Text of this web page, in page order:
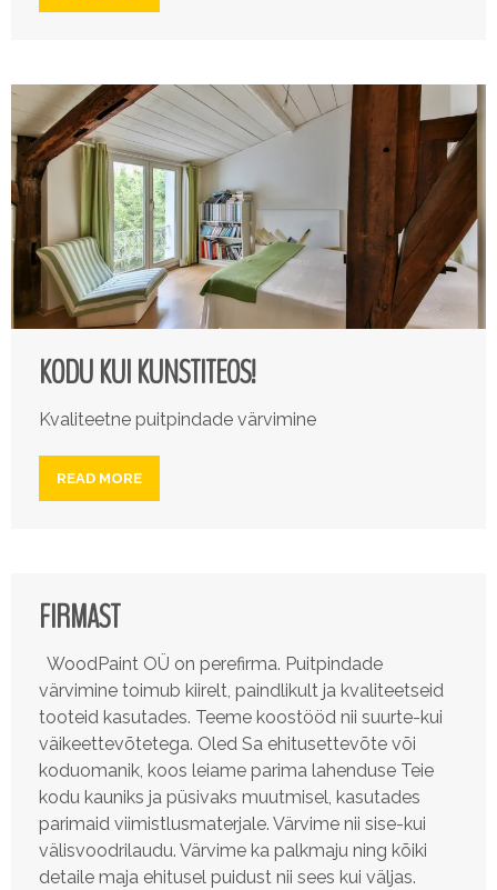
KODU KUI KUNSTITEOS!
Kvaliteetne puitpindade värvimine
READ MORE
FIRMAST
WoodPaint OÜ on perefirma. Puitpindade
värvimine toimub kiirelt, paindlikult ja kvaliteetseid
tooteid kasutades. Teeme koostööd nii suurte-kui
väikeettevõtetega. Oled Sa ehitusettevõte või
koduomanik, koos leiame parima lahenduse Teie
kodu kauniks ja püsivaks muutmisel, kasutades
parimaid viimistlusmaterjale. Värvime nii sise-kui
välisvoodrilaudu. Värvime ka palkmaju ning kõiki
detaile maja ehitusel puidust nii sees kui väljas.